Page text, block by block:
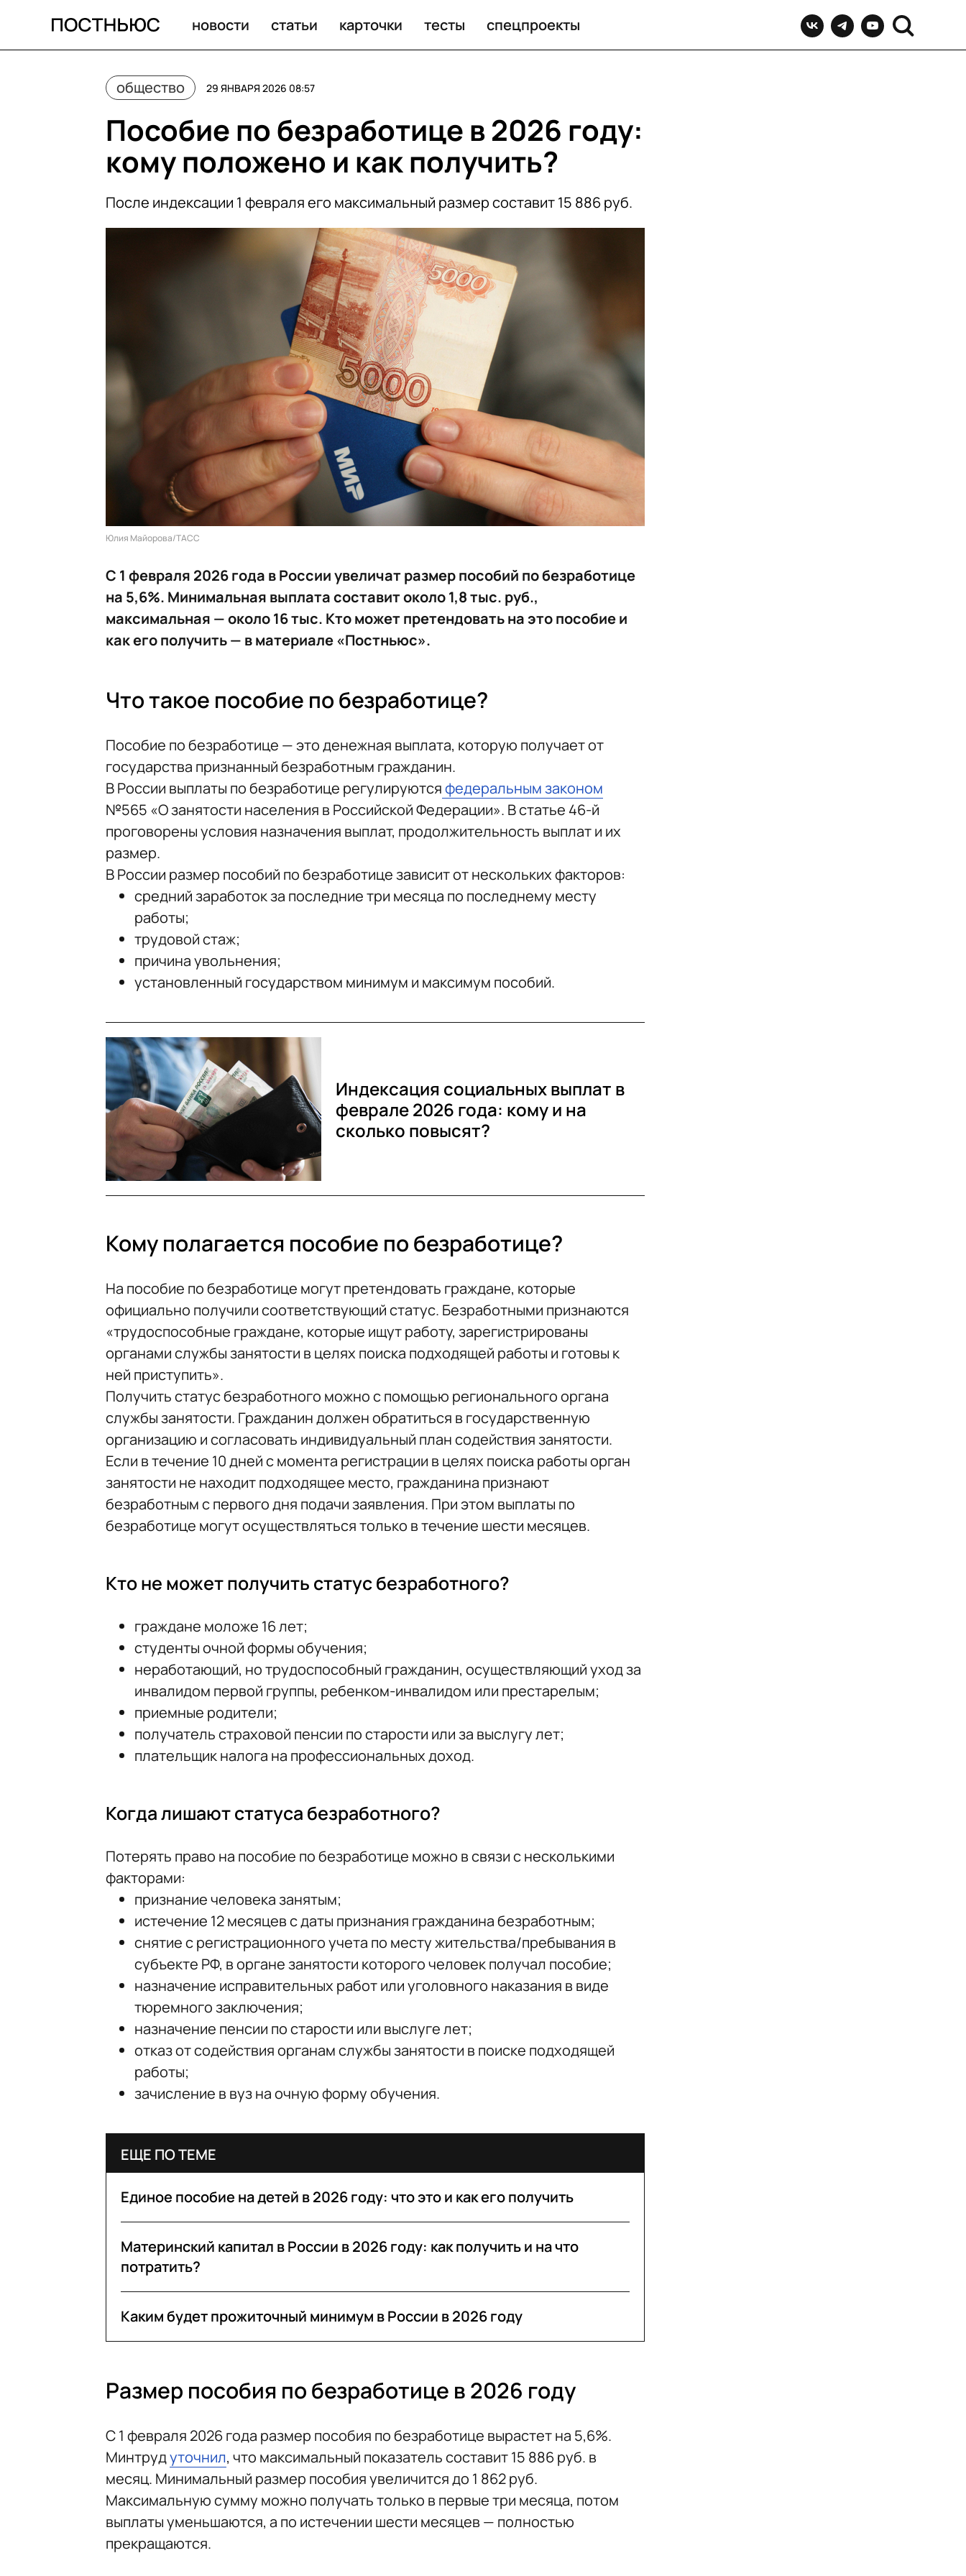
новости статьи карточки тесты спецпроекты
общество 29 ЯНВАРЯ 2026 08:57
Пособие по безработице в 2026 году:
кому положено и как получить?
После индексации 1 февраля его максимальный размер составит 15 886 руб.
Юлия Майорова/ТАСС
С 1 февраля 2026 года в России увеличат размер пособий по безработице
на 5,6%. Минимальная выплата составит около 1,8 тыс. руб.,
максимальная — около 16 тыс. Кто может претендовать на это пособие и
как его получить — в материале «Постньюс».
Что такое пособие по безработице?
Пособие по безработице — это денежная выплата, которую получает от
государства признанный безработным гражданин.
В России выплаты по безработице регулируютсяфедеральным законом
№565 «О занятости населения в Российской Федерации». В статье 46-й
проговорены условия назначения выплат, продолжительность выплат и их
размер.
В России размер пособий по безработице зависит от нескольких факторов:
средний заработок за последние три месяца по последнему месту
работы;
трудовой стаж;
причина увольнения;
установленный государством минимум и максимум пособий.
Индексация социальных выплат в
феврале 2026 года: кому и на
сколько повысят?
Кому полагается пособие по безработице?
На пособие по безработице могут претендовать граждане, которые
официально получили соответствующий статус. Безработными признаются
«трудоспособные граждане, которые ищут работу, зарегистрированы
органами службы занятости в целях поиска подходящей работы и готовы к
ней приступить».
Получить статус безработного можно с помощью регионального органа
службы занятости. Гражданин должен обратиться в государственную
организацию и согласовать индивидуальный план содействия занятости.
Если в течение 10 дней с момента регистрации в целях поиска работы орган
занятости не находит подходящее место, гражданина признают
безработным с первого дня подачи заявления. При этом выплаты по
безработице могут осуществляться только в течение шести месяцев.
Кто не может получить статус безработного?
граждане моложе 16 лет;
студенты очной формы обучения;
неработающий, но трудоспособный гражданин, осуществляющий уход за
инвалидом первой группы, ребенком-инвалидом или престарелым;
приемные родители;
получатель страховой пенсии по старости или за выслугу лет;
плательщик налога на профессиональных доход.
Когда лишают статуса безработного?
Потерять право на пособие по безработице можно в связи с несколькими
факторами:
признание человека занятым;
истечение 12 месяцев с даты признания гражданина безработным;
снятие с регистрационного учета по месту жительства/пребывания в
субъекте РФ, в органе занятости которого человек получал пособие;
назначение исправительных работ или уголовного наказания в виде
тюремного заключения;
назначение пенсии по старости или выслуге лет;
отказ от содействия органам службы занятости в поиске подходящей
работы;
зачисление в вуз на очную форму обучения.
ЕЩЕ ПО ТЕМЕ
Единое пособие на детей в 2026 году: что это и как его получить
Материнский капитал в России в 2026 году: как получить и на что
потратить?
Каким будет прожиточный минимум в России в 2026 году
Размер пособия по безработице в 2026 году
С 1 февраля 2026 года размер пособия по безработице вырастет на 5,6%.
Минтрудуточнил, что максимальный показатель составит 15 886 руб. в
месяц. Минимальный размер пособия увеличится до 1 862 руб.
Максимальную сумму можно получать только в первые три месяца, потом
выплаты уменьшаются, а по истечении шести месяцев — полностью
прекращаются.